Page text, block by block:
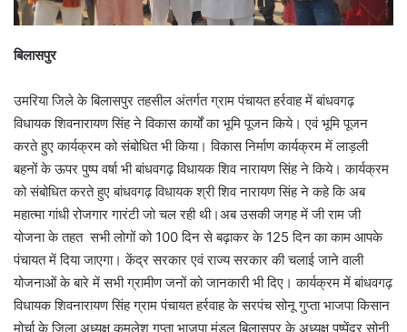
बिलासपुर
उमरिया जिले के बिलासपुर तहसील अंतर्गत ग्राम पंचायत हर्रवाह में बांधवगढ़
विधायक शिवनारायण सिंह ने विकास कार्यों का भूमि पूजन किये। एवं भूमि पूजन
करते हुए कार्यक्रम को संबोधित भी किया। विकास निर्माण कार्यक्रम में लाड़ली
बहनों के ऊपर पुष्प वर्षा भी बांधवगढ़ विधायक शिव नारायण सिंह ने किये। कार्यक्रम
को संबोधित करते हुए बांधवगढ़ विधायक श्री शिव नारायण सिंह ने कहे कि अब
महात्मा गांधी रोजगार गारंटी जो चल रही थी।अब उसकी जगह में जी राम जी
योजना के तहत सभी लोगों को 100 दिन से बढ़ाकर के 125 दिन का काम आपके
पंचायत में दिया जाएगा। केंद्र सरकार एवं राज्य सरकार की चलाई जाने वाली
योजनाओं के बारे में सभी ग्रामीण जनों को जानकारी भी दिए। कार्यक्रम में बांधवगढ़
विधायक शिवनारायण सिंह ग्राम पंचायत हर्रवाह के सरपंच सोनू गुप्ता भाजपा किसान
मोर्चा के जिला अध्यक्ष कमलेश गुप्ता भाजपा मंडल बिलासपुर के अध्यक्ष पुष्पेंद्र सोनी